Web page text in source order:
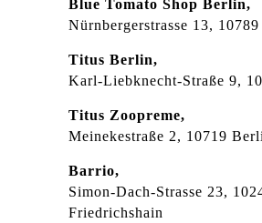
Blue Tomato Shop Berlin,
Nürnbergerstrasse 13,
Titus Berlin,
Karl-Liebknecht-Straße 9,
Titus Zoopreme,
Meinekestraße 2, 10719
Barrio,
Simon-Dach-Strasse 23,
Friedrichshain